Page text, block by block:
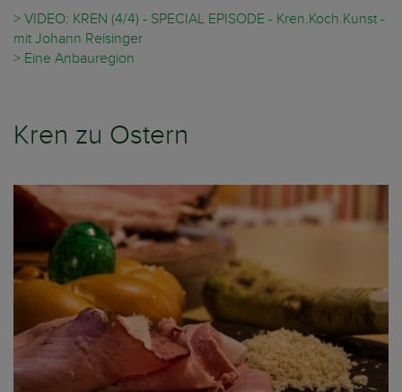
> VIDEO: KREN (4/4) - SPECIAL EPISODE - Kren.Koch.Kunst -
mit Johann Reisinger
> Eine Anbauregion
Kren zu Ostern